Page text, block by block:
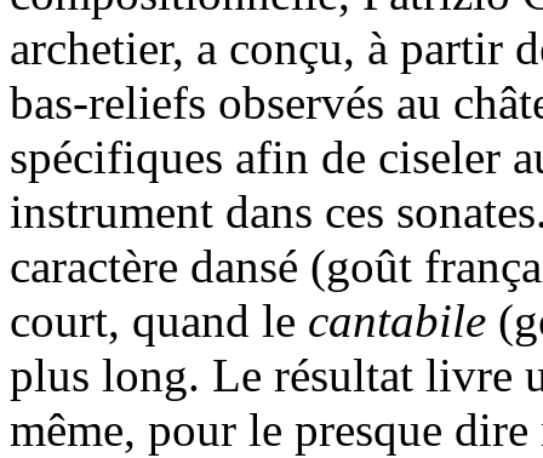
archetier, a conçu, à partir
bas-reliefs observés au
spécifiques afin de ciseler
instrument dans ces
caractère dansé (goût
court, quand le cantabile
plus long. Le résultat livre
même, pour le presque dire